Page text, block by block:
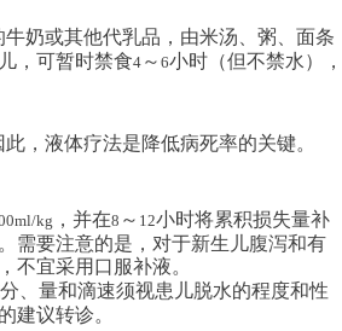
奶或其他代乳品，由米汤、粥、面条
，可暂时禁食4 ～ 6小时（但不禁水），
，液体疗法是降低病死率的关键。
kg ，并在8 ～ 12小时将累积损失量补
需要注意的是，对于新生儿腹泻和有
不宜采用口服补液。
、量和滴速须视患儿脱水的程度和性
建议转诊。